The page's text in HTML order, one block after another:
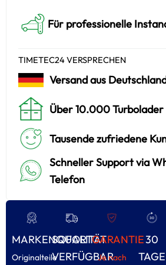
Für professionelle
TIMETEC24 VERSPRECHEN
Versand aus
Über 10.000
Tausende zufriedene
Schneller Support via
Telefon
MARKENQUALITÄT
Originalteile
SOFORT
VERFÜGBAR
GARANTIE
Je nach
30
TAGE